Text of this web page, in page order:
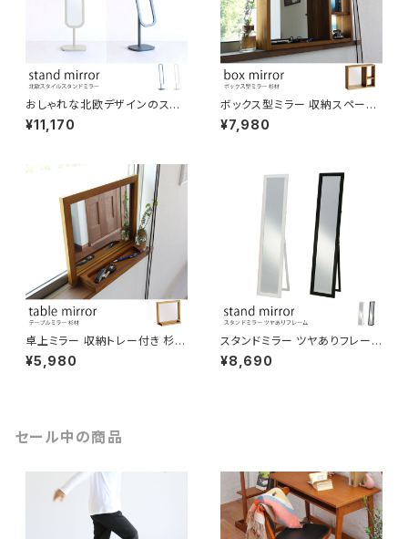
おしゃれな北欧デザインのスタ
ンドミラー 全身鏡 姿見 ダーク
ブラウン/アイボリー色
¥11,170
ボックス型ミラー 収納スペース
付き 杉材 木製鏡 BOX型 卓上
ミラー 飾り棚 箱型 ミラーボック
¥7,980
卓上ミラー 収納トレー付き 杉材
縦横どちらでも置けます 木製鏡
スクエア型 化粧鏡 メイク鏡 洗
¥5,980
スタンドミラー ツヤありフレーム
光沢が高級感を演出。 鏡面加工
幅33×高さ150cm 姿見鏡 全身
¥8,690
セール中の商品